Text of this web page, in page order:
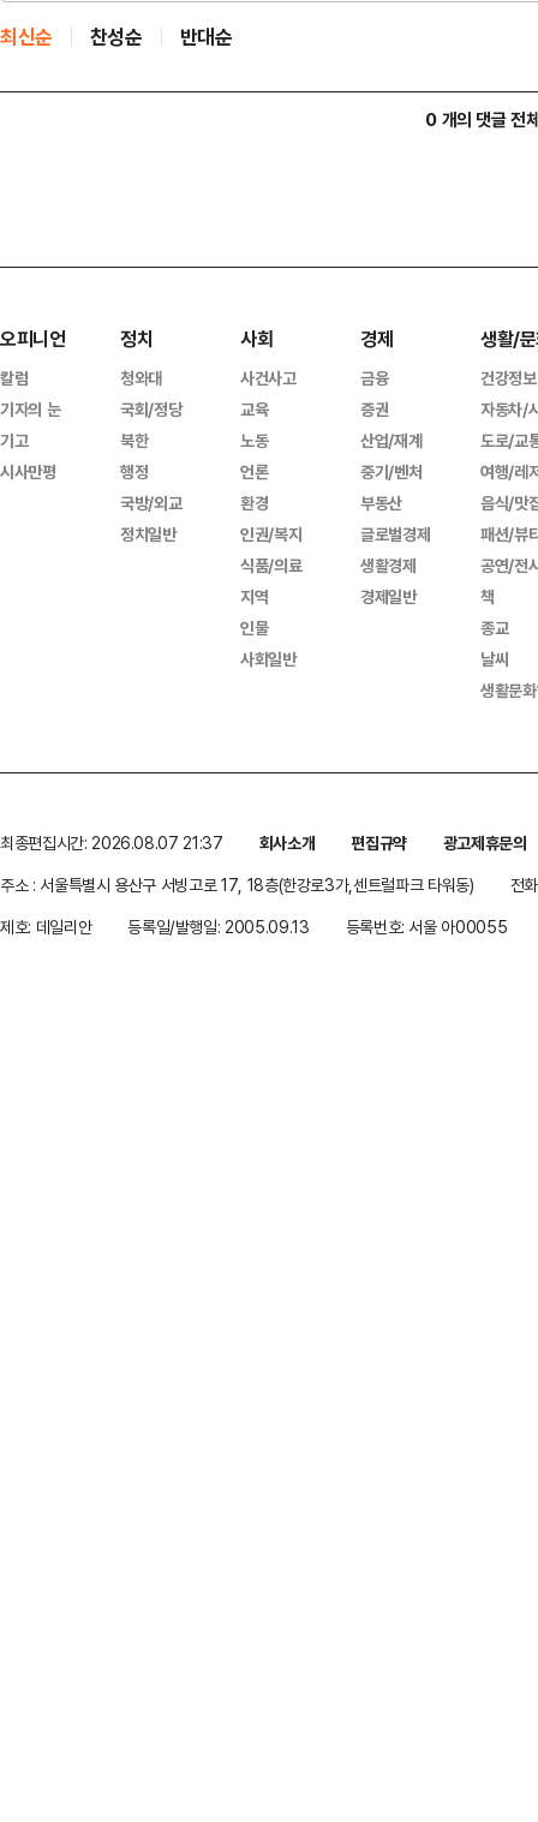
최신순 찬성순 반대순
0 개의 댓글 전
오피니언
칼럼
기자의 눈
기고
시사만평
정치
청와대
국회/정당
북한
행정
국방/외교
정치일반
사회
사건사고
교육
노동
언론
환경
인권/복지
식품/의료
지역
인물
사회일반
경제
금융
증권
산업/재계
중기/벤처
부동산
글로벌경제
생활경제
경제일반
생활/
건강정보
자동차/
도로/교
여행/레
음식/맛
패션/뷰
공연/전
책
종교
날씨
생활문
최종편집시간: 2026.08.07 21:37 회사소개 편집규약
광고제휴문의
주소 : 서울특별시 용산구 서빙고로 17, 18층(한강로3가,센트럴파크 타워동)
전
제호: 데일리안
등록일/발행일: 2005.09.13 등록번호: 서울 아00055